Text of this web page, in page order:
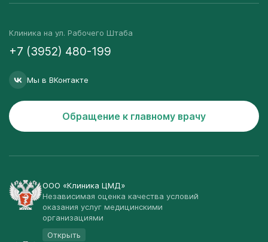
Клиника на ул. Рабочего Штаба
+7 (3952) 480-199
Мы в ВКонтакте
Обращение к главному врачу
ООО «Клиника ЦМД»
Независимая оценка качества условий
оказания услуг медицинскими
организациями
Открыть